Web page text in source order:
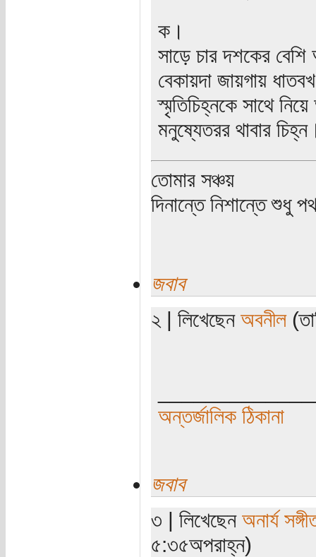
ক।
সাড়ে চার দশকের
বেকায়দা জায়গায়
স্মৃতিচিহ্নকে সাথে
মনুষ্যেতরর থাবার
তোমার সঞ্চয়
দিনান্তে নিশান্তে শুধু
জবাব
২ | লিখেছেন অবনীল
অন্তর্জালিক ঠিকানা
জবাব
৩ | লিখেছেন অনার্য
৫:৩৫অপরাহ্ন)